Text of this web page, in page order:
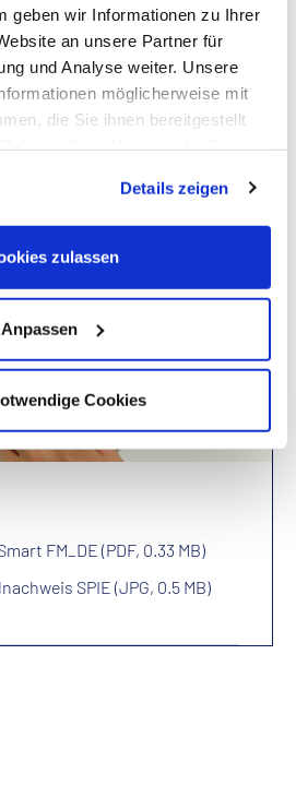
geben wir Informationen zu Ihrer
an unsere Partner für
und Analyse weiter. Unsere
möglicherweise mit
die Sie ihnen bereitgestellt
in den USA ein. Alle weiteren
finden Sie in unseren
.
Details zeigen
zulassen
Anpassen
Cookies
gibt das neue Reporting-Tool den
Prüfungssicherheit gegenüber
und bietet eine verbesserte
zwischen Kunde und
FM_DE (PDF, 0.33 MB)
SPIE (JPG, 0.5 MB)